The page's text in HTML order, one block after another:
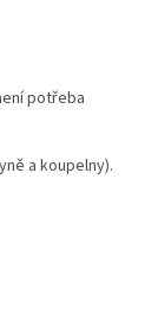
potřeba
a koupelny).